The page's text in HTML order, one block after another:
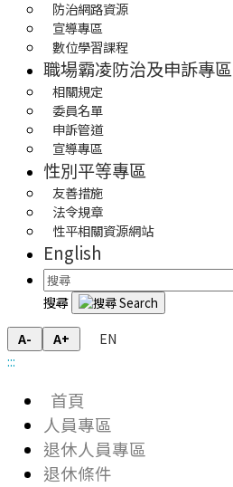
防治網路資源
宣導專區
數位學習課程
職場霸凌防治及申訴專區
相關規定
委員名單
申訴管道
宣導專區
性別平等專區
友善措施
法令規章
性平相關資源網站
English
搜尋
A- A+
EN
:::
首頁
人員專區
退休人員專區
退休條件